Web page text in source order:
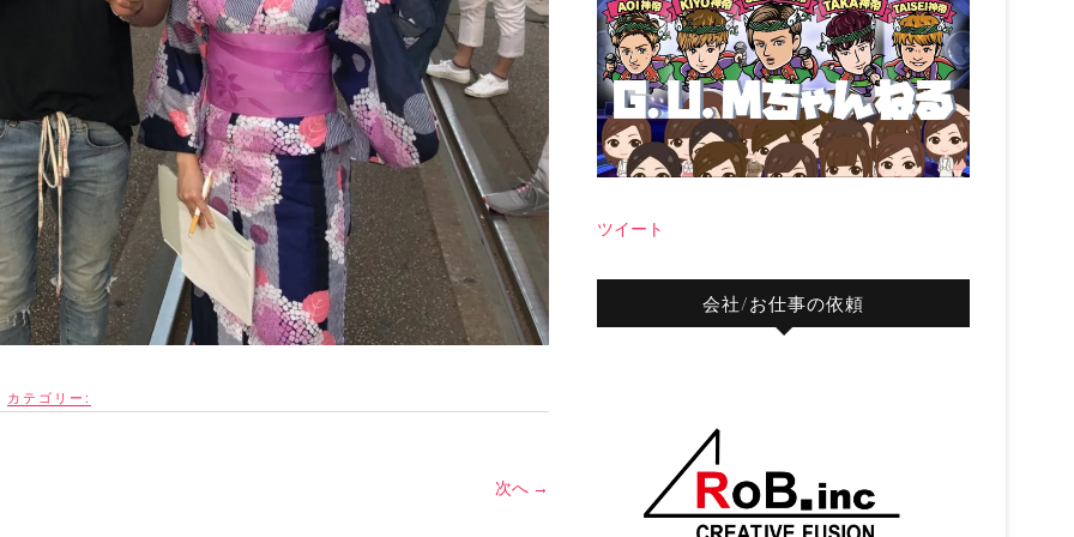
カテゴリー:
次へ →
ツイート
会社/お仕事の依頼